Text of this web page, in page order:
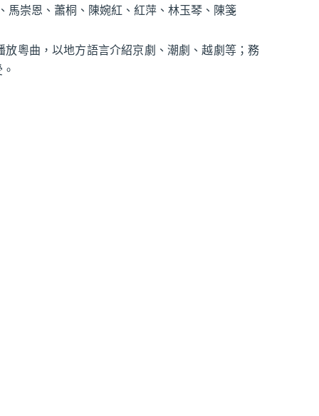
馬崇恩、蕭桐、陳婉紅、紅萍、林玉琴、陳箋
粵曲，以地方語言介紹京劇、潮劇、越劇等；務